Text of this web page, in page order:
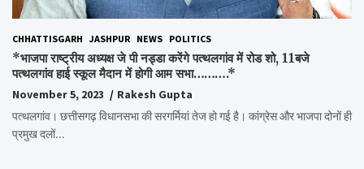
CHHATTISGARH JASHPUR NEWS POLITICS
*भाजपा राष्ट्रीय अध्यक्ष जे पी नड्डा करेंगे पत्थलगांव में रोड शो, 11बजे
पत्थलगांव हाई स्कूल मैदान में होगी आम सभा……….*
November 5, 2023
Rakesh Gupta
पत्थलगांव। छत्तीसगढ़ विधानसभा की सरगर्मियां तेज हो गई है। कांग्रेस और भाजपा दोनों ही
प्रमुख दलों…